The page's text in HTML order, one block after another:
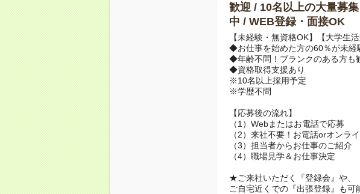
歓迎 / 10名以上の大量募
中 / WEB登録・面接OK
【未経験・無資格OK】【大学生活
◆お仕事を始めた方の60％が未経
◆年齢不問！ブランクのある方も
◆資格取得支援あり
※10名以上採用予定
※学歴不問
【応募後の流れ】
（1）Webまたはお電話で応募
（2）来社不要！お電話orオンラ
（3）担当者からお仕事のご紹介
（4）職場見学＆お仕事決定
★ご来社いただく『登録会』や、
ご自宅近くでの『出張登録』も可